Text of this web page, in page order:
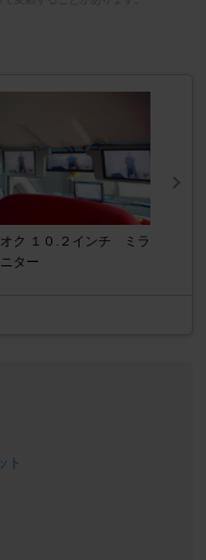
ク １０.２インチ ミラ
ター
ト